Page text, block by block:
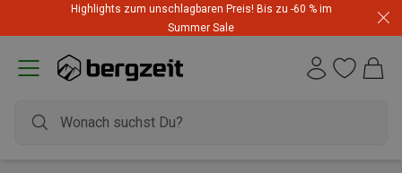
Highlights zum unschlagbaren Preis! Bis zu -60 % im
Summer Sale